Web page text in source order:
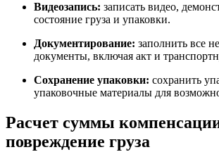
Видеозапись: записать видео,
состояние груза и упаковки.
Документирование: заполнить все
документы, включая акт и
Сохранение упаковки: сохранить
упаковочные материалы для
Расчет суммы
повреждение груза